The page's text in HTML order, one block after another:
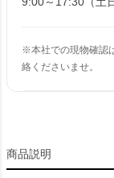
※本社での現物確認
絡くださいませ。
商品説明